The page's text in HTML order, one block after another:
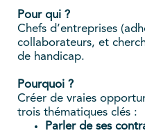
Pour qui ?
Chefs d’entreprises
collaborateurs, et
de handicap.
Pourquoi ?
Créer de vraies
trois thématiques clés :
Parler de ses